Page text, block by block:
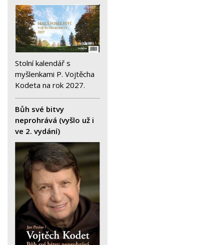
Stolní kalendář s
myšlenkami P. Vojtěcha
Kodeta na rok 2027.
Bůh své bitvy
neprohrává (vyšlo už i
ve 2. vydání)